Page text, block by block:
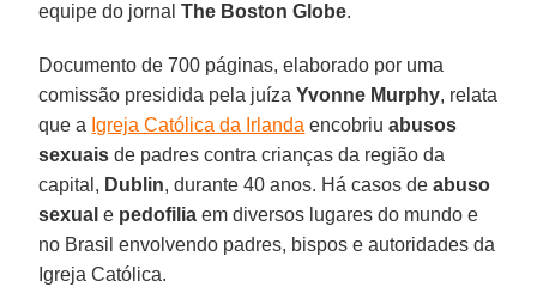
equipe do jornalThe Boston Globe.
Documento de 700 páginas, elaborado por uma
comissão presidida pela juízaYvonne Murphy, relata
que a Igreja Católica da Irlanda encobriuabusos
sexuais de padres contra crianças da região da
capital, Dublin, durante 40 anos. Há casos deabuso
sexual e pedofilia em diversos lugares do mundo e
no Brasil envolvendo padres, bispos e autoridades da
Igreja Católica.